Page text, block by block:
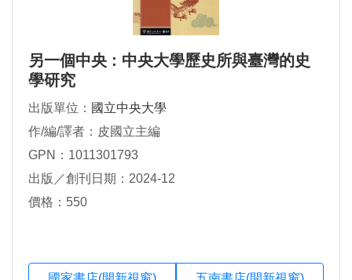
另一個中央 : 中央大學歷史所與臺灣的史
學研究
出版單位： 國立中央大學
作/編/譯者：皮國立主編
GPN：1011301793
出版／創刊日期：2024-12
價格：550